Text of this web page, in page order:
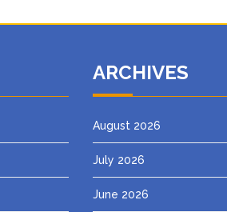
ARCHIVES
August 2026
July 2026
June 2026